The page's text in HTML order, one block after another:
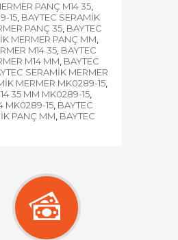
PANÇ M14 35,
15, BAYTEC SERAMİK
PANÇ 35, BAYTEC
MERMER PANÇ MM,
M14 35, BAYTEC
M14 MM, BAYTEC
SERAMİK MERMER
MERMER MK0289-15,
35 MM MK0289-15,
MK0289-15, BAYTEC
PANÇ MM, BAYTEC